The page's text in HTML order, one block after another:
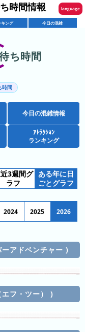
English
한국어
ภาษาไทย
日本語
時間情報 language
キング 今日の混雑
ち時間
時間
今日の混雑情報
ｱﾄﾗｸｼｮﾝ
ランキング
3週間グ
ラフ
ある年に日
ごとグラフ
2024 2025 2026
アドベンチャー )
フ・ツー） )